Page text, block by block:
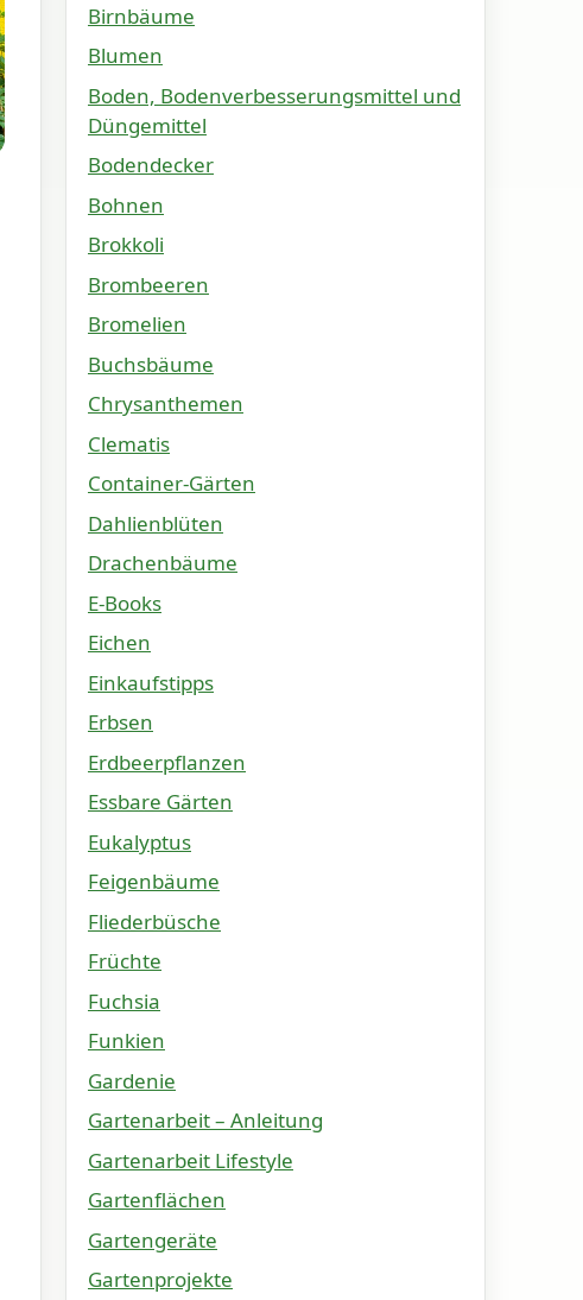
Birnbäume
Blumen
Boden, Bodenverbesserungsmittel und
Düngemittel
Bodendecker
Bohnen
Brokkoli
Brombeeren
Bromelien
Buchsbäume
Chrysanthemen
Clematis
Container-Gärten
Dahlienblüten
Drachenbäume
E-Books
Eichen
Einkaufstipps
Erbsen
Erdbeerpflanzen
Essbare Gärten
Eukalyptus
Feigenbäume
Fliederbüsche
Früchte
Fuchsia
Funkien
Gardenie
Gartenarbeit – Anleitung
Gartenarbeit Lifestyle
Gartenflächen
Gartengeräte
Gartenprojekte